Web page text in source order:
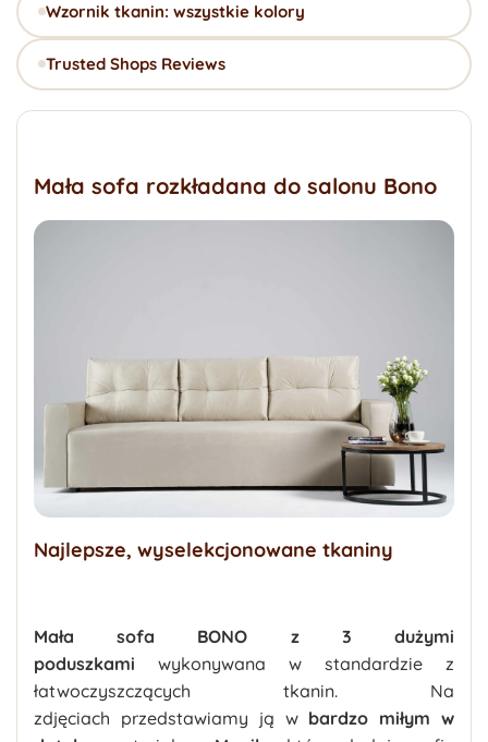
Wzornik tkanin: wszystkie kolory
Trusted Shops Reviews
Mała sofa rozkładana do salonu Bono
Najlepsze, wyselekcjonowane tkaniny
Mała sofa BONO z 3 dużymi
poduszkami wykonywana w standardzie z
łatwoczyszczących tkanin. Na
zdjęciach przedstawiamy ją w bardzo miłym w